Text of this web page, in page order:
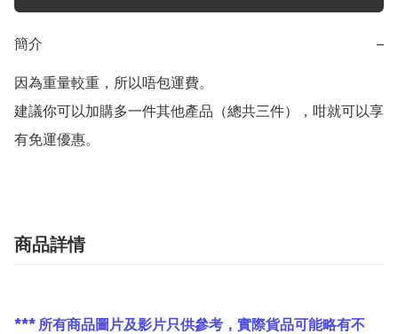
簡介 −
因為重量較重，所以唔包運費。
建議你可以加購多一件其他產品（總共三件），咁就可以享
有免運優惠。
商品詳情
*** 所有商品圖片及影片只供參考，實際貨品可能略有不